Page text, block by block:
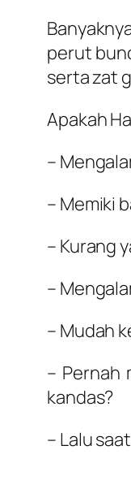
perut
serta zat
Apakah
–
– Memiki
– Kurang
–
– Mudah
– Pernah
kandas?
– Lalu